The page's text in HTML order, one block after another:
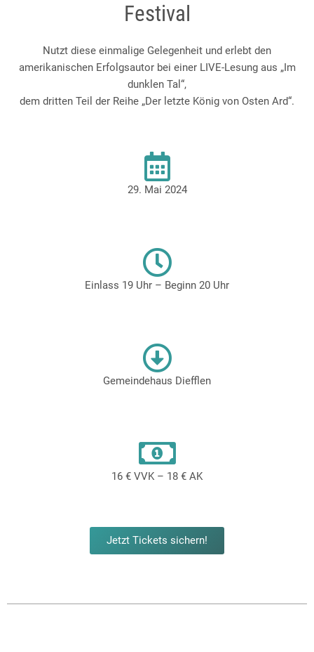
Festival​
Nutzt diese einmalige Gelegenheit und erlebt den
amerikanischen Erfolgsautor bei einer LIVE-Lesung aus „Im
dunklen Tal“,
dem dritten Teil der Reihe „Der letzte König von Osten Ard“.
29. Mai 2024
Einlass 19 Uhr – Beginn 20 Uhr
Gemeindehaus Diefflen
16 € VVK – 18 € AK
Jetzt Tickets sichern!